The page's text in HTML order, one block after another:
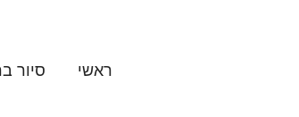
ראשי
סיור